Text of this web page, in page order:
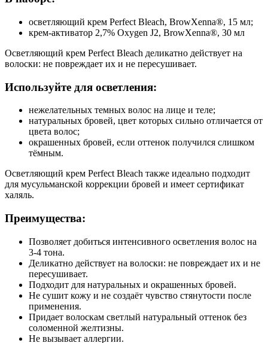
осветляющий крем Perfect Bleach, BrowXenna®, 15 мл;
крем-активатор 2,7% Oxygen J2, BrowXenna®, 30 мл
Осветляющий крем Perfect Bleach деликатно действует на
волоски: не повреждает их и не пересушивает.
Используйте для осветления:
нежелательных темных волос на лице и теле;
натуральных бровей, цвет которых сильно отличается от
цвета волос;
окрашенных бровей, если оттенок получился слишком
тёмным.
Осветляющий крем Perfect Bleach также идеально подходит
для мусульманской коррекции бровей и имеет сертификат
халяль.
Преимущества:
Позволяет добиться интенсивного осветления волос на
3-4 тона.
Деликатно действует на волоски: не повреждает их и не
пересушивает.
Подходит для натуральных и окрашенных бровей.
Не сушит кожу и не создаёт чувство стянутости после
применения.
Придает волоскам светлый натуральный оттенок без
соломенной желтизны.
Не вызывает аллергии.